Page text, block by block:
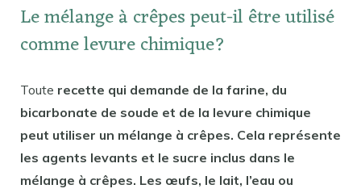
Le mélange à crêpes peut-il être utilisé
comme levure chimique?
Toute recette qui demande de la farine, du
bicarbonate de soude et de la levure chimique
peut utiliser un mélange à crêpes. Cela représente
les agents levants et le sucre inclus dans le
mélange à crêpes. Les œufs, le lait, l’eau ou